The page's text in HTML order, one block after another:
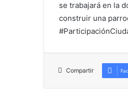
se trabajará en la
construir una
Compartir